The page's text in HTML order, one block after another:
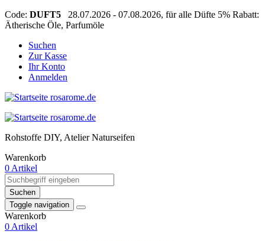
Code: DUFT5 28.07.2026 - 07.08.2026, für alle Düfte 5% Rabatt:
Ätherische Öle, Parfumöle
Suchen
Zur Kasse
Ihr Konto
Anmelden
Rohstoffe DIY, Atelier Naturseifen
Warenkorb
0 Artikel
Suchen
Toggle navigation
Warenkorb
0 Artikel